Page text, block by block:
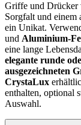
Griffe und Drücker
Sorgfalt und einem
ein Unikat.
und Aluminium-
eine lange
elegante runde
ausgezeichneten
CrystaLux
enthalten, optional
Auswahl.